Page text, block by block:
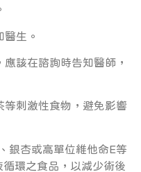
生。
該在諮詢時告知醫師，
等刺激性食物，避免影響
銀杏或高單位維他命E等
環之食品，以減少術後